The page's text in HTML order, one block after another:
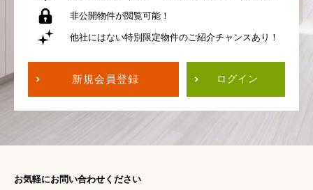
非公開物件が閲覧可能！
他社にはない特別限定物件のご紹介チャンスあり！
新規会員登録 ログイン
お気軽にお問い合わせください